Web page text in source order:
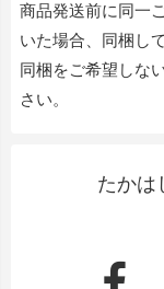
商品発送前に同一
いた場合、同梱し
同梱をご希望しな
さい。
たかは